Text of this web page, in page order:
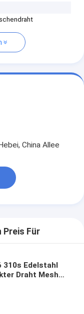
China Allee
Preis Für
310s Edelstahl
Draht Mesh